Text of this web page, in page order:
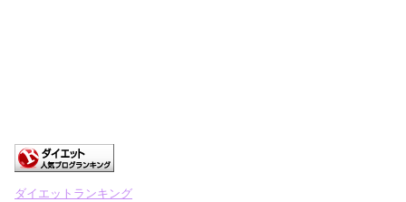
ダイエットランキング